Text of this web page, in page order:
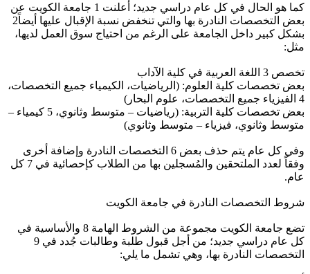
كما هو الحال في كل عام دراسي جديد؛ أعلنت 1 جامعة الكويت عن
بعض التخصصات النادرة بها والتي تنخفض نسبة الإقبال عليها أيضاً2
بشكل كبير داخل الجامعة على الرغم من احتياج سوق العمل لديها،
مثل:
تخصص 3 اللغة العربية في كلية الآداب
بعض تخصصات كلية العلوم: (الرياضيات، الكيمياء جميع التخصصات،
4 الفيزياء جميع التخصصات، علوم البحار)
بعض تخصصات كلية التربية: (رياضيات – متوسط وثانوي، 5 كيمياء –
متوسط وثانوي، فيزياء – متوسط وثانوي)
وفي كل عام يتم حذف بعض 6 التخصصات النادرة وإضافة أخرى
وفقاً لعدد الملتحقين والمُسجلين بها من الطلاب كإحصائية في 7 كل
عام.
شروط التخصصات النادرة في جامعة الكويت
تضع جامعة الكويت مجموعة من الشروط الهامة 8 والأساسية في
كل عام دراسي جديد؛ من أجل قبول طلبة وطالبات جُدد في 9
التخصصات النادرة بها، وهي تشمل ما يلي: